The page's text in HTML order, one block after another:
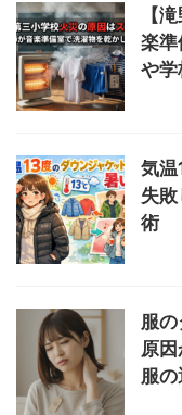
【
楽準
や学
気温
失
術
服
原
服